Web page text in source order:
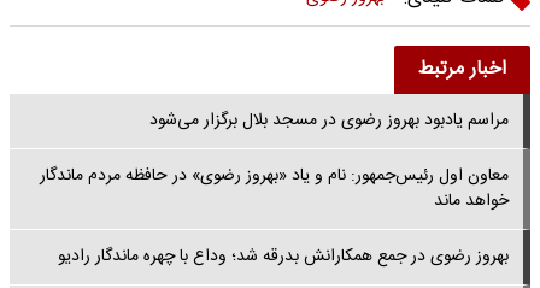
اخبار مرتبط
مراسم یادبود بهروز رضوی در مسجد بلال برگزار می‌شود
معاون اول رئیس‌جمهور: نام و یاد «بهروز رضوی» در حافظه مردم ماندگار
خواهد ماند
بهروز رضوی در جمع همکارانش بدرقه شد؛ وداع با چهره ماندگار رادیو